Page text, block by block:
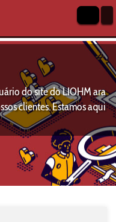
do site do LIOHM ara
clientes. Estamos aqui